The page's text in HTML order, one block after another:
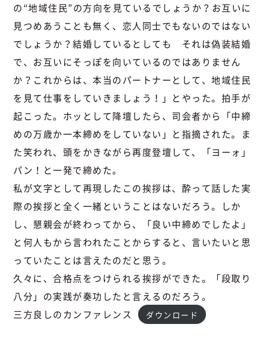
の“地域住民”の方向を見ているでしょうか？お互いに
見つめあうことも無く、恋人同士でもないのではない
でしょうか？結婚しているとしても それは偽装結婚
で、お互いにそっぽを向いているのではありません
か？これからは、本当のパートナーとして、地域住民
を見て仕事をしていきましょう！」とやった。拍手が
起こった。ホッとして降壇したら、司会者から「中締
めの万歳か一本締めをしていない」と指摘された。ま
た笑われ、頭をかきながら再度登壇して、「ヨーォ」
パン！と一発で締めた。
私が文字として再現したこの挨拶は、酔って話した実
際の挨拶と全く一緒ということはないだろう。しか
し、懇親会が終わってから、「良い中締めでしたよ」
と何人もから言われたことからすると、言いたいと思
っていたことは言えたのだと思う。
久々に、合格点をつけられる挨拶ができた。「段取り
八分」の実践が奏功したと言えるのだろう。
三方良しのカンファレンス
ダウンロード